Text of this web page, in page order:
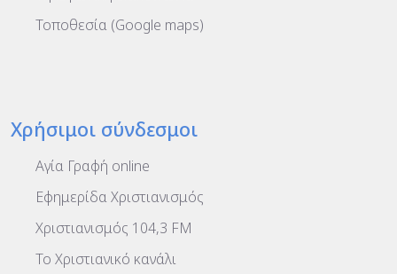
Τοποθεσία (Google maps)
Χρήσιμοι σύνδεσμοι
Αγία Γραφή online
Εφημερίδα Χριστιανισμός
Χριστιανισμός 104,3 FM
To Χριστιανικό κανάλι